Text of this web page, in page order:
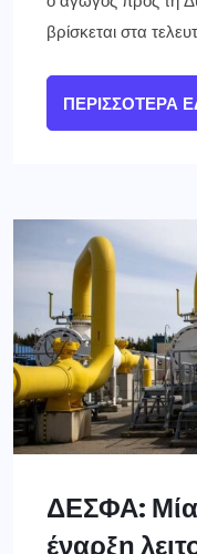
βρίσκεται στα
ΠΕΡΙΣΣΌΤΕΡΑ
ΔΕΣΦΑ: Μία
έναρξη